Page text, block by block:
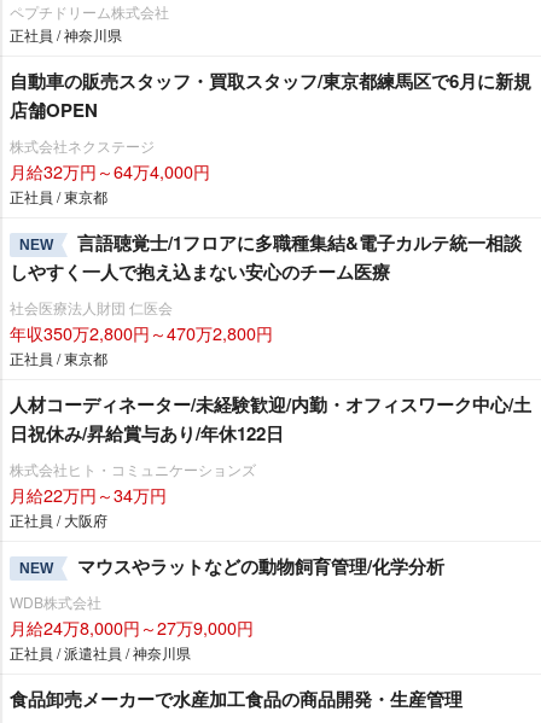
ペプチドリーム株式会社
正社員 / 神奈川県
自動車の販売スタッフ・買取スタッフ/東京都練馬区で6月に新規
店舗OPEN
株式会社ネクステージ
月給32万円～64万4,000円
正社員 / 東京都
NEW
言語聴覚士/1フロアに多職種集結&電子カルテ統一相談
しやすく一人で抱え込まない安心のチーム医療
社会医療法人財団 仁医会
年収350万2,800円～470万2,800円
正社員 / 東京都
人材コーディネーター/未経験歓迎/内勤・オフィスワーク中心/土
日祝休み/昇給賞与あり/年休122日
株式会社ヒト・コミュニケーションズ
月給22万円～34万円
正社員 / 大阪府
NEW マウスやラットなどの動物飼育管理/化学分析
WDB株式会社
月給24万8,000円～27万9,000円
正社員 / 派遣社員 / 神奈川県
食品卸売メーカーで水産加工食品の商品開発・生産管理